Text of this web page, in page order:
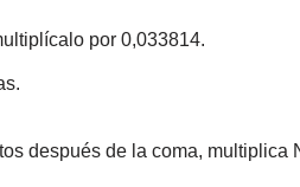
por 0,033814.
después de la coma, multiplica